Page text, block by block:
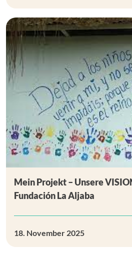
Mein Projekt – Unsere
Fundación La Aljaba
18. November 2025